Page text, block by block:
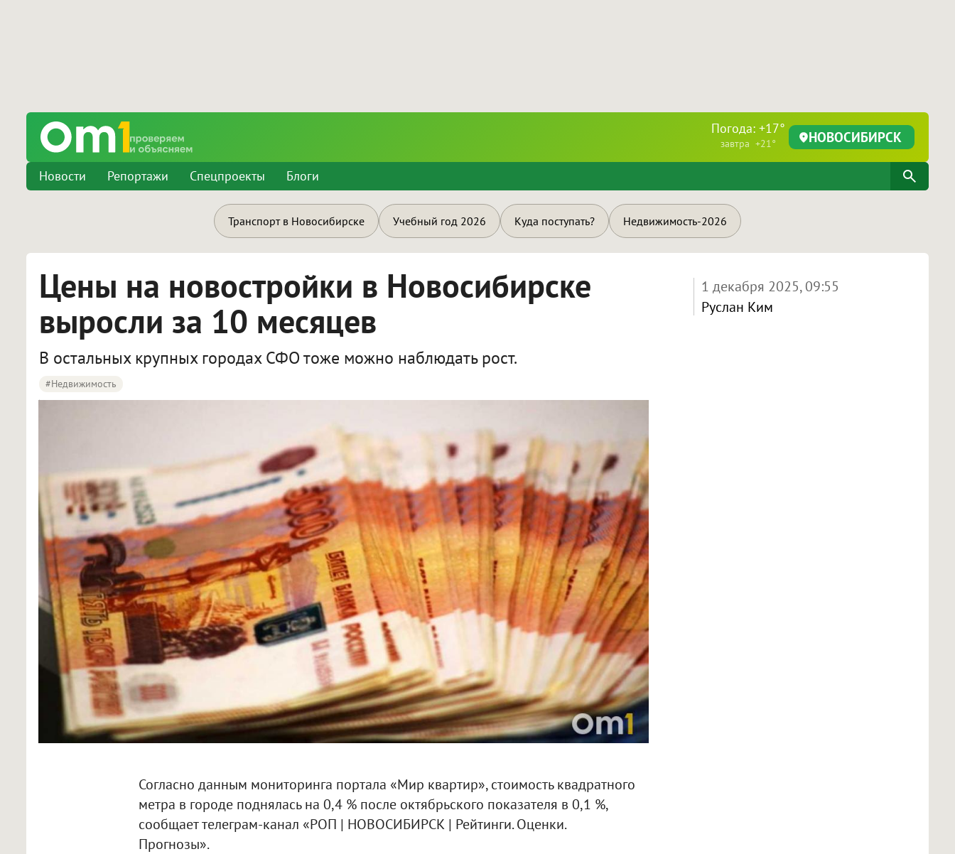
Погода: +17°
завтра +21° НОВОСИБИРСК
Новости Репортажи Спецпроекты Блоги
Транспорт в Новосибирске Учебный год 2026 Куда поступать? Недвижимость-2026
Цены на новостройки в Новосибирске
выросли за 10 месяцев
В остальных крупных городах СФО тоже можно наблюдать рост.
#Недвижимость
1 декабря 2025, 09:55
Руслан Ким
Согласно данным мониторинга портала «Мир квартир», стоимость квадратного
метра в городе поднялась на 0,4 % после октябрьского показателя в 0,1 %,
сообщает телеграм-канал «РОП | НОВОСИБИРСК | Рейтинги. Оценки.
Прогнозы».